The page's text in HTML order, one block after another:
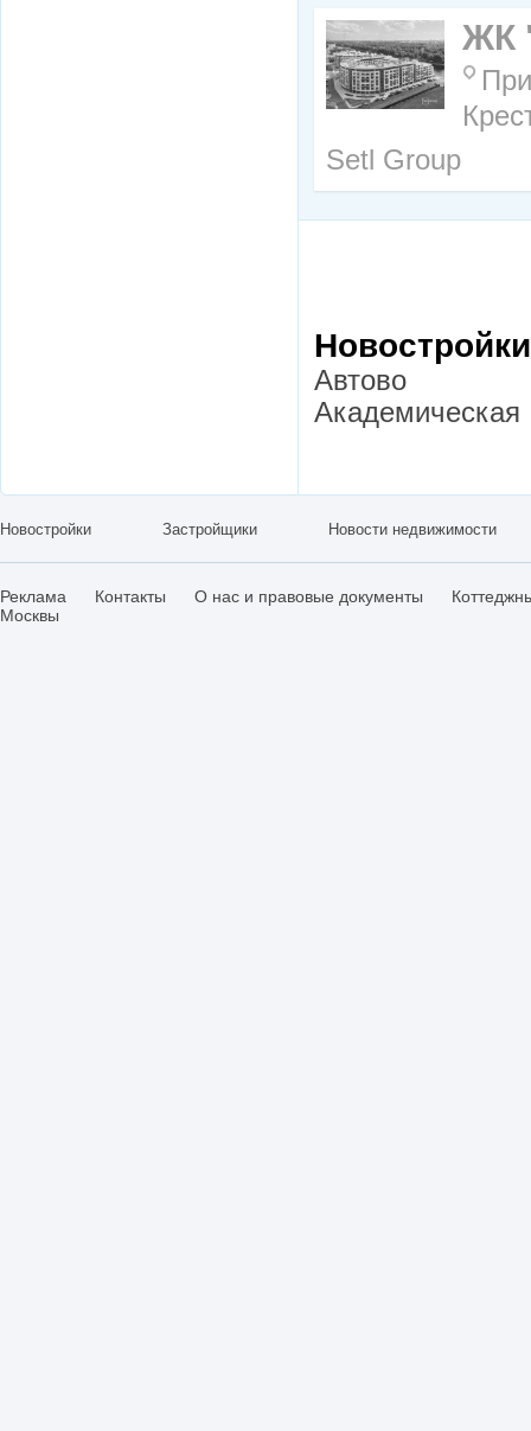
ЖК
Setl Group
Автово
Академическая
Новостройки Застройщики Новости недвижимости
Реклама Контакты О нас и правовые документы
Москвы